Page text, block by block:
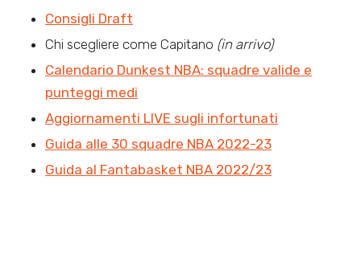
Consigli Draft
Chi scegliere come Capitano (in arrivo)
Calendario Dunkest NBA: squadre valide e
punteggi medi
Aggiornamenti LIVE sugli infortunati
Guida alle 30 squadre NBA 2022-23
Guida al Fantabasket NBA 2022/23